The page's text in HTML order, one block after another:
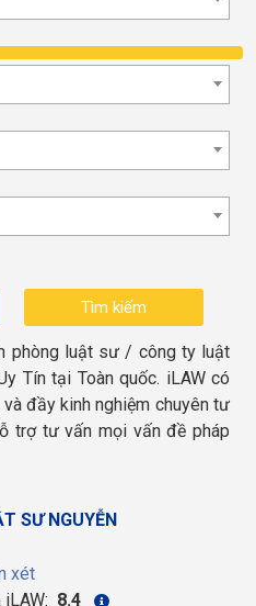
phòng luật sư / công ty luật
Tín tại Toàn quốc. iLAW có
đầy kinh nghiệm chuyên tư
trợ tư vấn mọi vấn đề pháp
SƯ NGUYỄN
xét
8.4